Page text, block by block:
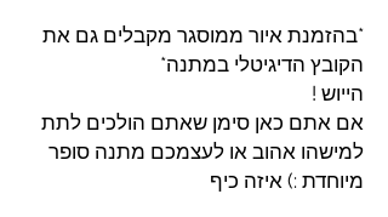
*בהזמנת איור ממוסגר מקבלים גם את
הקובץ הדיגיטלי במתנה*
הייוש !
אם אתם כאן סימן שאתם הולכים לתת
למישהו אהוב או לעצמכם מתנה סופר
מיוחדת :) איזה כיף